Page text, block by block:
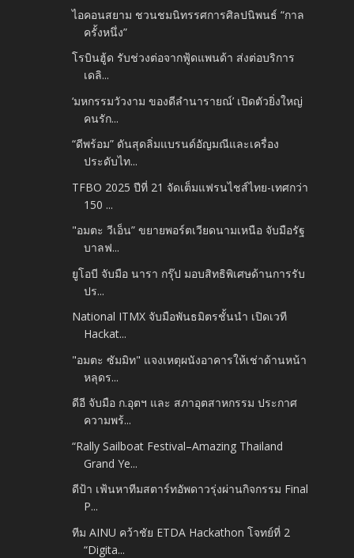
ไอคอนสยาม ชวนชมนิทรรศการศิลปนิพนธ์ “กาล
ครั้งหนึ่ง”
โรบินฮู้ด รับช่วงต่อจากฟู้ดแพนด้า ส่งต่อบริการ
เดลิ...
‘มหกรรมวัวงาม ของดีลำนารายณ์’ เปิดตัวยิ่งใหญ่
คนรัก...
“ดีพร้อม” ดันสุดลิ่มแบรนด์อัญมณีและเครื่อง
ประดับไท...
TFBO 2025 ปีที่ 21 จัดเต็มแฟรนไชส์ไทย-เทศกว่า
150 ...
"อมตะ วีเอ็น” ขยายพอร์ตเวียดนามเหนือ จับมือรัฐ
บาลฟ...
ยูโอบี จับมือ นารา กรุ๊ป มอบสิทธิพิเศษด้านการรับ
ปร...
National ITMX จับมือพันธมิตรชั้นนำ เปิดเวที
Hackat...
"อมตะ ซัมมิท" แจงเหตุผนังอาคารให้เช่าด้านหน้า
หลุดร...
ดีอี จับมือ ก.อุตฯ และ สภาอุตสาหกรรม ประกาศ
ความพร้...
“Rally Sailboat Festival–Amazing Thailand
Grand Ye...
ดีป้า เฟ้นหาทีมสตาร์ทอัพดาวรุ่งผ่านกิจกรรม Final
P...
ทีม AINU คว้าชัย ETDA Hackathon โจทย์ที่ 2
“Digita...